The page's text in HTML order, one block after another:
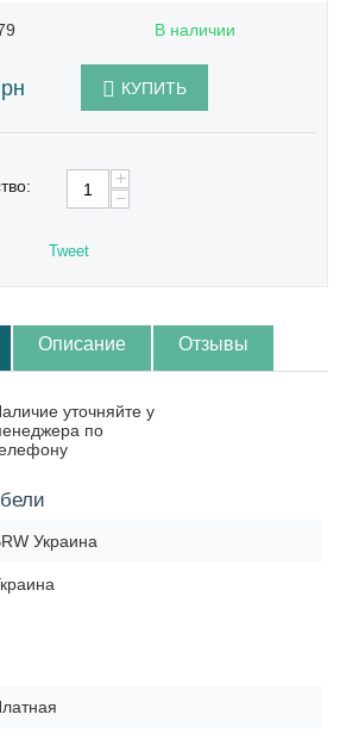
В наличии
КУПИТЬ
+
−
Tweet
Описание Отзывы
уточняйте у
по
Украина